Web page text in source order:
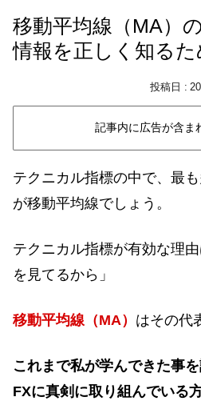
移動平均線（MA）
情報を正しく知る
記事内に広告が含ま
テクニカル指標の中で、最
が移動平均線でしょう。
テクニカル指標が有効な理
を見てるから」
移動平均線（MA） はその代
これまで私が学んできた事を
FXに真剣に取り組んでいる